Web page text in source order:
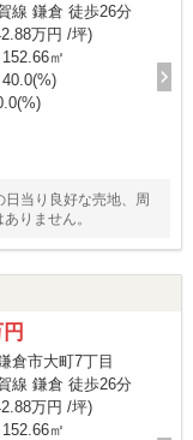
線 鎌倉 徒歩26分
万円 /坪)
152.66㎡
40.0(%)
日当り良好な売地、周
りません。
倉市大町7丁目
線 鎌倉 徒歩26分
万円 /坪)
152.66㎡